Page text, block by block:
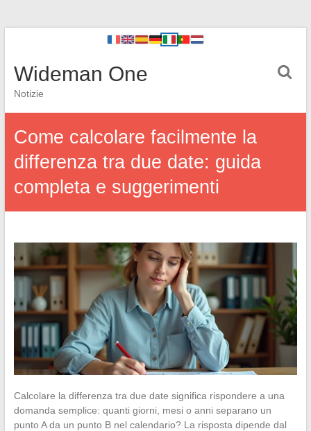
Wideman One
Notizie
Come calcolare facilmente la
differenza tra due date: guida
completa e suggerimenti
Calcolare la differenza tra due date significa rispondere a una
domanda semplice: quanti giorni, mesi o anni separano un
punto A da un punto B nel calendario? La risposta dipende dal